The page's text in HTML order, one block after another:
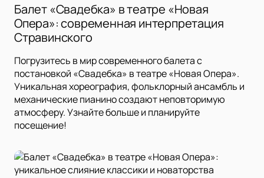
Балет «Свадебка» в театре «Новая
Опера»: современная интерпретация
Стравинского
Погрузитесь в мир современного балета с
постановкой «Свадебка» в театре «Новая Опера».
Уникальная хореография, фольклорный ансамбль и
механические пианино создают неповторимую
атмосферу. Узнайте больше и планируйте
посещение!